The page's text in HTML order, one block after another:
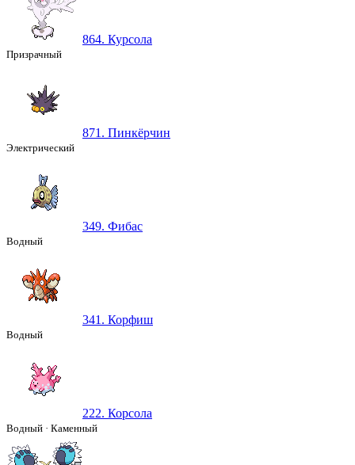
864. Курсола
Призрачный
871. Пинкёрчин
Электрический
349. Фибас
Водный
341. Корфиш
Водный
222. Корсола
Водный · Каменный